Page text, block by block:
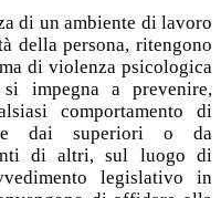
di un ambiente di lavoro
della persona, ritengono
di violenza psicologica
impegna a prevenire,
comportamento di
dai superiori o da
di altri, sul luogo di
legislativo in